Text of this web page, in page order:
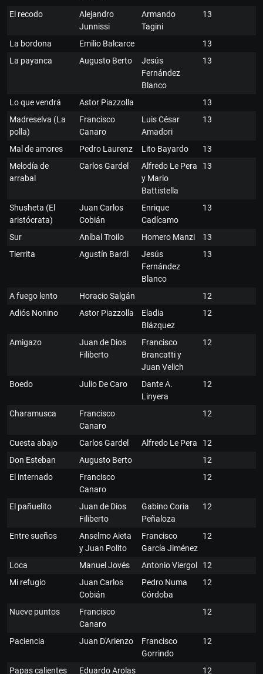
El recodo
Alejandro
Junnissi
Armando
Tagini
13
La bordona Emilio Balcarce
13
La payanca
Augusto Berto
Jesús
Fernández
Blanco
13
Lo que vendrá Astor Piazzolla
13
Madreselva (La
polla)
Francisco
Canaro
Luis César
Amadori
13
Mal de amores Pedro Laurenz Lito Bayardo
13
Melodía de
arrabal
Carlos Gardel
Alfredo Le Pera
y Mario
Battistella
13
Shusheta (El
aristócrata)
Juan Carlos
Cobián
Enrique
Cadícamo
13
Sur Aníbal Troilo Homero Manzi
13
Tierrita
Agustín Bardi
Jesús
Fernández
Blanco
13
A fuego lento Horacio Salgán
12
Adiós Nonino
Astor Piazzolla
Eladia
Blázquez
12
Amigazo
Juan de Dios
Filiberto
Francisco
Brancatti y
Juan Velich
12
Boedo Julio De Caro
Dante A.
Linyera
12
Charamusca
Francisco
Canaro
12
Cuesta abajo Carlos Gardel Alfredo Le Pera
12
Don Esteban
Augusto Berto
12
El internado
Francisco
Canaro
12
El pañuelito
Juan de Dios
Filiberto
Gabino Coria
Peñaloza
12
Entre sueños
Anselmo Aieta
y Juan Polito
Francisco
García Jiménez
12
Loca Manuel Jovés Antonio Viergol
12
Mi refugio
Juan Carlos
Cobián
Pedro Numa
Córdoba
12
Nueve puntos
Francisco
Canaro
12
Paciencia Juan D'Arienzo
Francisco
Gorrindo
12
Papas calientes Eduardo Arolas 12